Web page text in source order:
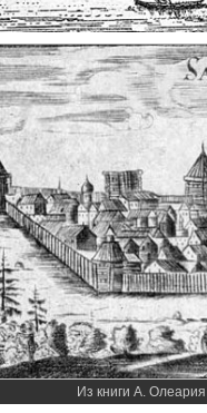
Из книги А.